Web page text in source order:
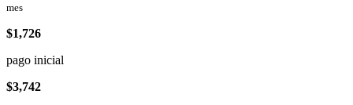
mes
$1,726
pago inicial
$3,742